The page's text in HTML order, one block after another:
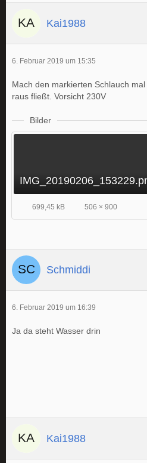
Kai1988
6. Februar 2019 um 15:35
Mach den markierten Schlauch
raus fließt. Vorsicht 230V
Bilder
699,45 kB 506 × 900
Schmiddi
6. Februar 2019 um 16:39
Ja da steht Wasser drin
Kai1988